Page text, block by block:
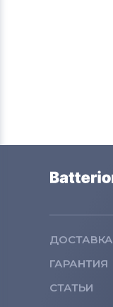
ДОСТАВКА
ГАРАНТИЯ
СТАТЬИ